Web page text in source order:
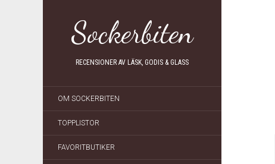
Sockerbiten
RECENSIONER AV LÄSK, GODIS & GLASS
OM SOCKERBITEN
TOPPLISTOR
FAVORITBUTIKER